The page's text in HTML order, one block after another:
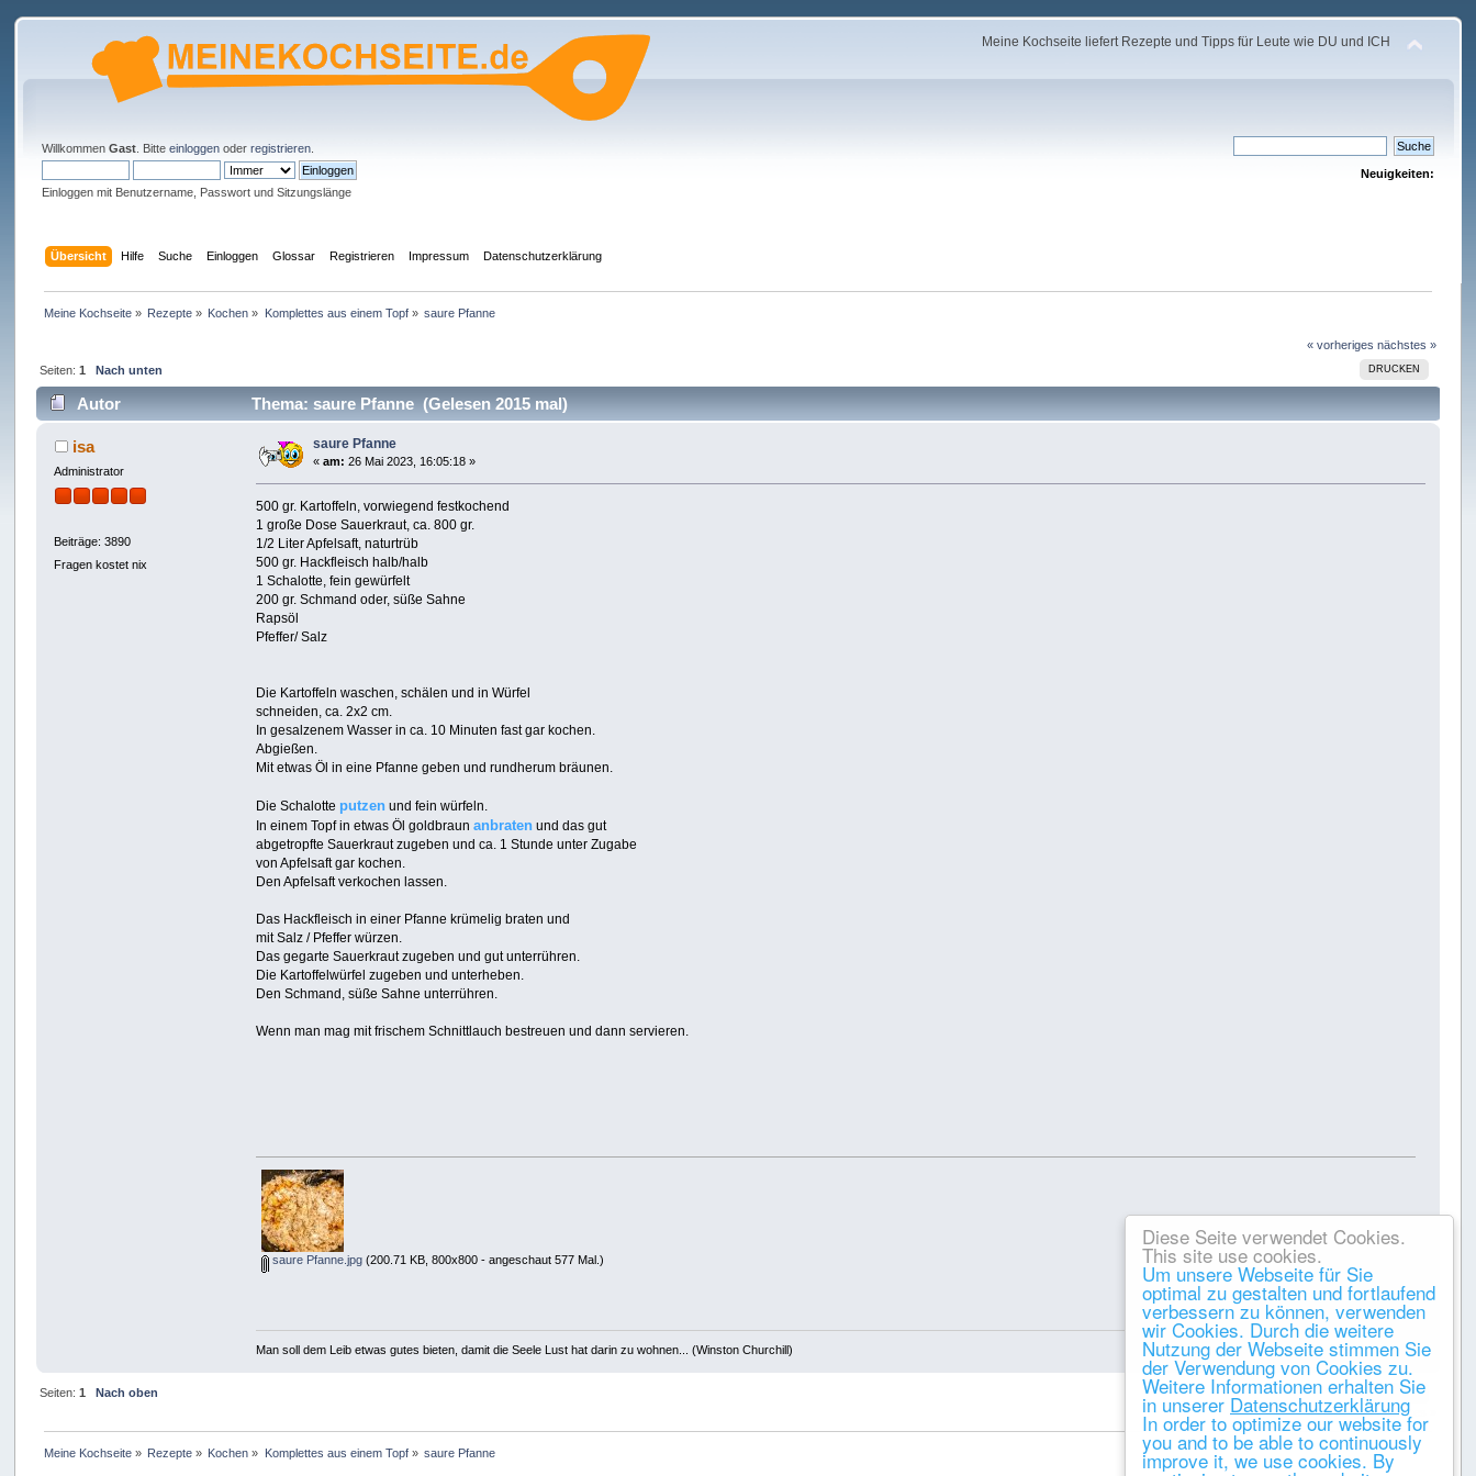
Diese Seite verwendet Cookies.
This site use cookies.
Um unsere Webseite für Sie
optimal zu gestalten und fortlaufend
verbessern zu können, verwenden
wir Cookies. Durch die weitere
Nutzung der Webseite stimmen Sie
der Verwendung von Cookies zu.
Weitere Informationen erhalten Sie
in unserer Datenschutzerklärung
In order to optimize our website for
you and to be able to continuously
improve it, we use cookies. By
Meine Kochseite liefert Rezepte und Tipps für Leute wie DU und ICH
WillkommenGast . Bitteeinloggen oderregistrieren
Einloggen mit Benutzername, Passwort und Sitzungslänge
Neuigkeiten:
Übersicht Hilfe Suche Einloggen Glossar Registrieren Impressum Datenschutzerklärung
Meine Kochseite» Rezepte » Kochen » Komplettes aus einem Topf» saure Pfanne
« vorheriges nächstes »
DRUCKEN
Seiten: 1 Nach unten
Autor Thema: saure Pfanne (Gelesen 2015 mal)
isa
Administrator
Beiträge: 3890
Fragen kostet nix
saure Pfanne
«am: 26 Mai 2023, 16:05:18 »
500 gr. Kartoffeln, vorwiegend festkochend
1 große Dose Sauerkraut, ca. 800 gr.
1/2 Liter Apfelsaft, naturtrüb
500 gr. Hackfleisch halb/halb
1 Schalotte, fein gewürfelt
200 gr. Schmand oder, süße Sahne
Rapsöl
Pfeffer/ Salz
Die Kartoffeln waschen, schälen und in Würfel
schneiden, ca. 2x2 cm.
In gesalzenem Wasser in ca. 10 Minuten fast gar kochen.
Abgießen.
Mit etwas Öl in eine Pfanne geben und rundherum bräunen.
Die Schalotte putzen und fein würfeln.
In einem Topf in etwas Öl goldbraunanbraten und das gut
abgetropfte Sauerkraut zugeben und ca. 1 Stunde unter Zugabe
von Apfelsaft gar kochen.
Den Apfelsaft verkochen lassen.
Das Hackfleisch in einer Pfanne krümelig braten und
mit Salz / Pfeffer würzen.
Das gegarte Sauerkraut zugeben und gut unterrühren.
Die Kartoffelwürfel zugeben und unterheben.
Den Schmand, süße Sahne unterrühren.
Wenn man mag mit frischem Schnittlauch bestreuen und dann servieren.
saure Pfanne.jpg (200.71 KB, 800x800 - angeschaut 577 Mal.)
Gespeichert
Man soll dem Leib etwas gutes bieten, damit die Seele Lust hat darin zu wohnen... (Winston Churchill)
DRUCKEN
Seiten: 1
Nach oben
« vorheriges nächstes »
Meine Kochseite» Rezepte » Kochen » Komplettes aus einem Topf» saure Pfanne